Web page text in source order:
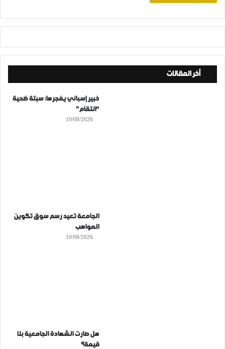
أخر المقالات
خبير إسباني يفجرها: سبتة ضحية
“انتقام”
10/08/2026
الجامعة تعيد رسم سوق تكوين
المواهب
10/08/2026
هل صارت الشهادة الجامعية بلا
قيمة؟